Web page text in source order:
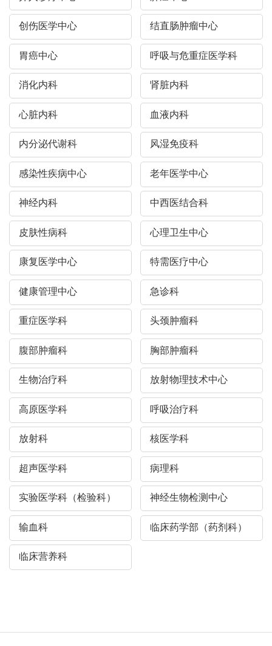
创伤医学中心 结直肠肿瘤中心
胃癌中心 呼吸与危重症医学科
消化内科 肾脏内科
心脏内科 血液内科
内分泌代谢科 风湿免疫科
感染性疾病中心 老年医学中心
神经内科 中西医结合科
皮肤性病科 心理卫生中心
康复医学中心 特需医疗中心
健康管理中心 急诊科
重症医学科 头颈肿瘤科
腹部肿瘤科 胸部肿瘤科
生物治疗科 放射物理技术中心
高原医学科 呼吸治疗科
放射科 核医学科
超声医学科 病理科
实验医学科（检验科） 神经生物检测中心
输血科 临床药学部（药剂科）
临床营养科